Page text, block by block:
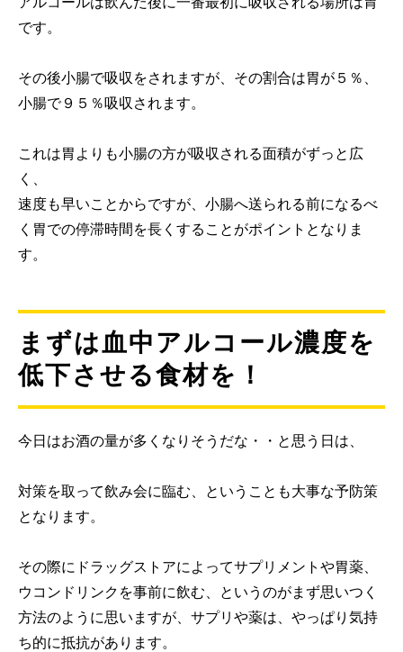
です。
その後小腸で吸収をされますが、その割合は胃が５％、
小腸で９５％吸収されます。
これは胃よりも小腸の方が吸収される面積がずっと広
く、
速度も早いことからですが、小腸へ送られる前になるべ
く胃での停滞時間を長くすることがポイントとなりま
す。
まずは血中アルコール濃度を
低下させる食材を！
今日はお酒の量が多くなりそうだな・・と思う日は、
対策を取って飲み会に臨む、ということも大事な予防策
となります。
その際にドラッグストアによってサプリメントや胃薬、
ウコンドリンクを事前に飲む、というのがまず思いつく
方法のように思いますが、サプリや薬は、やっぱり気持
ち的に抵抗があります。